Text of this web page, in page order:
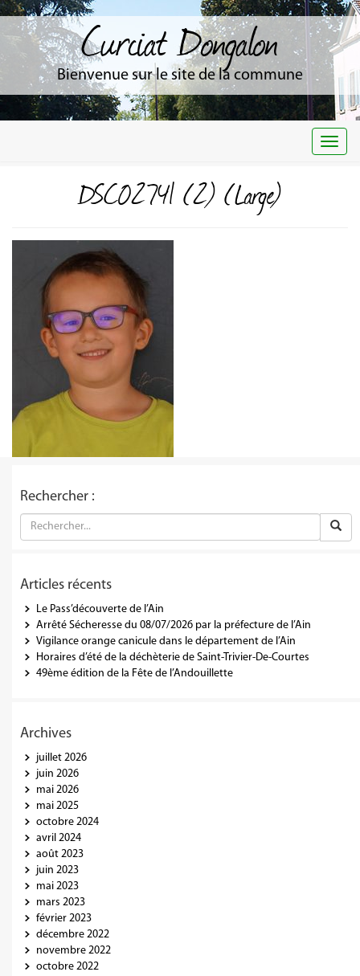
Curciat Dongalon
Bienvenue sur le site de la commune
DSC02741 (2) (Large)
Rechercher :
Articles récents
Le Pass’découverte de l’Ain
Arrêté Sécheresse du 08/07/2026 par la préfecture de l’Ain
Vigilance orange canicule dans le département de l’Ain
Horaires d’été de la déchèterie de Saint-Trivier-De-Courtes
49ème édition de la Fête de l’Andouillette
Archives
juillet 2026
juin 2026
mai 2026
mai 2025
octobre 2024
avril 2024
août 2023
juin 2023
mai 2023
mars 2023
février 2023
décembre 2022
novembre 2022
octobre 2022